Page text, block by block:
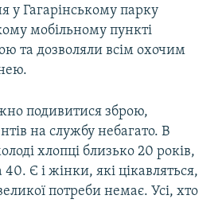
у Гагарінському парку
мобільному пункті
та дозволяли всім охочим
подивитися зброю,
на службу небагато. В
хлопці близько 20 років,
Є і жінки, які цікавляться,
потреби немає. Усі, хто